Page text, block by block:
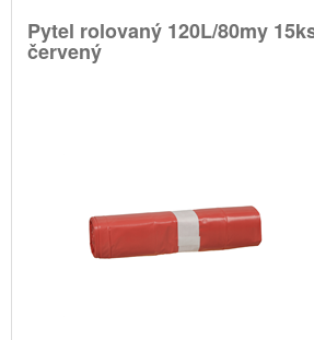
Pytel rolovaný 120L/80my
červený